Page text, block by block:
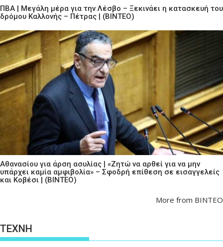
ΠΒΑ | Μεγάλη μέρα για την Λέσβο – Ξεκινάει η κατασκευή του
δρόμου Καλλονής – Πέτρας | (ΒΙΝΤΕΟ)
Αθανασίου για άρση ασυλίας | «Ζητώ να αρθεί για να μην
υπάρχει καμία αμφιβολία» – Σφοδρή επίθεση σε εισαγγελείς
και Κοβέσι | (ΒΙΝΤΕΟ)
More from ΒΙΝΤΕΟ
ΤΕΧΝΗ